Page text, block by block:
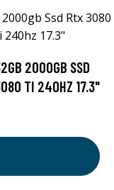
2000GB SSD
TI 240HZ 17.3"